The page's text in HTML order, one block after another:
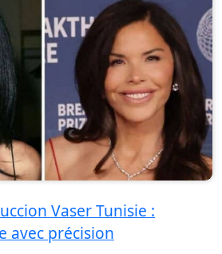
Vaser Tunisie :
avec précision